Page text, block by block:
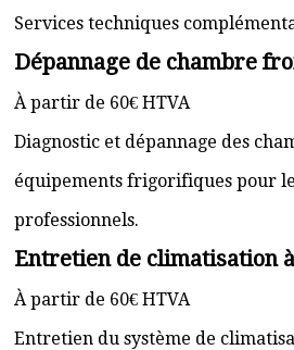
Services techniques
Dépannage de chambre
À partir de 60€ HTVA
Diagnostic et dépannage des
équipements frigorifiques pour
professionnels.
Entretien de climatisation
À partir de 60€ HTVA
Entretien du système de